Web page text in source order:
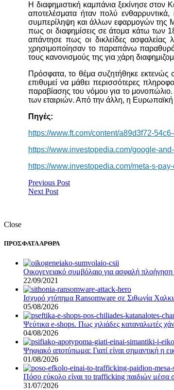
Η διαφημιστική καμπάνια ξεκίνησε
αποτελέσματα ήταν πολύ
συμπερίληψη και άλλων εφαρμογών της
πως οι διαφημίσεις σε άτομα κάτω των
απάντησε πως οι δικλείδες ασφαλείας
χρησιμοποίησαν το παραπάνω
τους κανονισμούς της για χάρη
Πρόσφατα, το θέμα συζητήθηκε εκτενώς
επιθυμεί να μάθει περισσότερες
παραβίασης του νόμου για το μονοπώλιο.
των εταιριών. Από την άλλη, η Ευρωπαϊκή
Πηγές:
https://www.ft.com/content/a89d3f72-
https://www.investopedia.com/google-
https://www.investopedia.com/meta-s-
Previous Post
Next Post
Close
ΠΡΟΣΦΑΤΑ ΑΡΘΡΑ
Οικογενειακό συμβόλαιο για ασφαλή
22/09/2021
Ισχυρό χτύπημα Ransomware σε Σιθωνία
05/08/2026
Ψεύτικα e-shops. Πως χιλιάδες καταναλωτές
04/08/2026
Ψηφιακό αποτύπωμα: Γιατί είναι σημαντική η
01/08/2026
Πόσο εύκολο είναι το trafficking παιδιών μέσα
31/07/2026